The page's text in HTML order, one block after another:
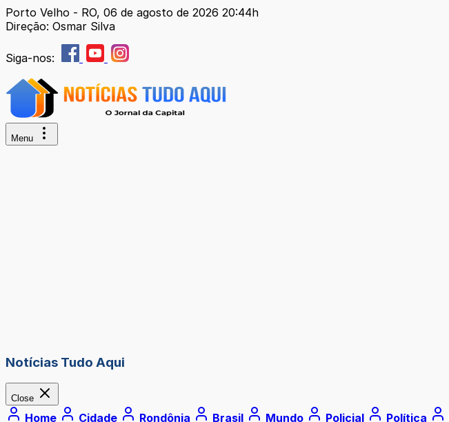
Porto Velho - RO, 06 de agosto de 2026 20:44h
Direção: Osmar Silva
Siga-nos:
Menu
Notícias Tudo Aqui
Close
Home Cidade Rondônia Brasil Mundo Policial Política